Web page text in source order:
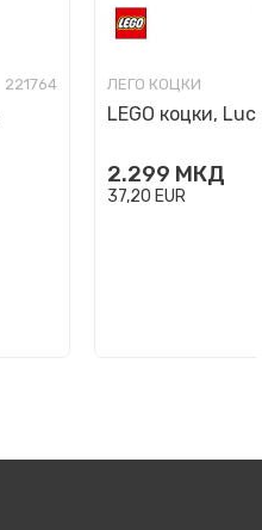
221764 ЛЕГО КОЦКИ
LEGO коцки,
2.299 МКД
37,20 EUR